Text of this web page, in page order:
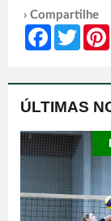
› Compartilhe
Facebook
Twitter
ÚLTIMAS